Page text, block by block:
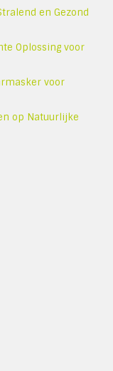
en Gezond
Oplossing voor
voor
op Natuurlijke